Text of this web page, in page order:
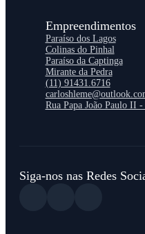
Empreendimentos
Paraíso dos Lagos
Colinas do Pinhal
Paraíso da Captinga
Mirante da Pedra
(11) 91431.6716
Rua Papa João Paulo II
Siga-nos nas Redes